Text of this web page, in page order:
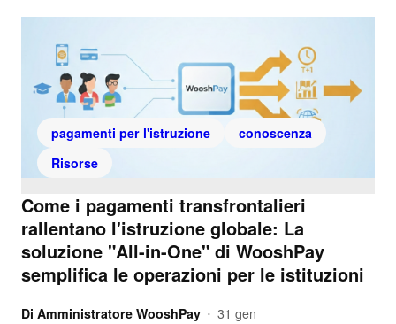
pagamenti per l'istruzione
conoscenza
Risorse
Come i pagamenti transfrontalieri
rallentano l'istruzione globale: La
soluzione "All-in-One" di WooshPay
semplifica le operazioni per le istituzioni
Di Amministratore WooshPay • 31 gen